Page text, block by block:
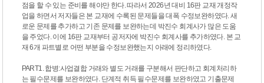
점을 할 수 있는 준비를 해야만 한다. 따라서 2026년 대비 16판 교재 개정작
업을 하면서 저자들은 본 교재에 수록된 문제들을 대폭 수정보완하였다. 새
로운 문제를 추가하고 기존 문제를 보완하는데 박진수 회계사가 많은 도움
을 주었다. 이에 16판 교재부터 공저자에 박진수 회계사를 추가하였다. 본 교
재 6개 파트별로 어떤 부분을 수정보완했는지 아래에 정리하였다.
PART1. 합병:사업결합 거래와 별도 거래를 구분해서 판단하고 회계처리하
는 필수문제를 보완하였다. 단계적 취득 필수문제를 보완하였고 기출문제